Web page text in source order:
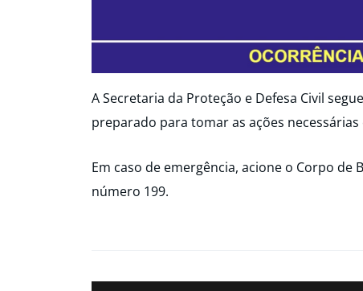
A Secretaria da Proteção e Defesa Civil
preparado para tomar as ações
Em caso de emergência, acione o Corpo
número 199.